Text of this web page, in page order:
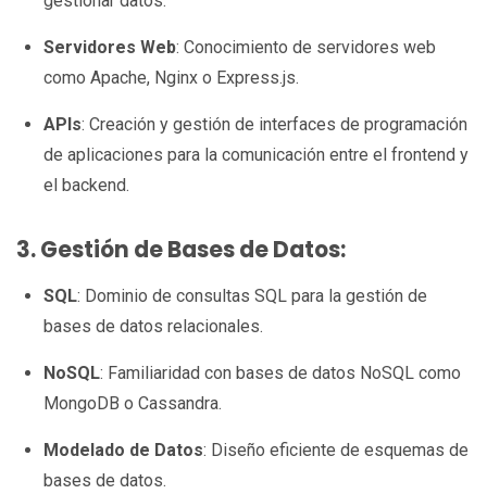
Servidores Web: Conocimiento de servidores web
como Apache, Nginx o Express.js.
APIs: Creación y gestión de interfaces de programación
de aplicaciones para la comunicación entre el frontend y
el backend.
3. Gestión de Bases de Datos:
SQL: Dominio de consultas SQL para la gestión de
bases de datos relacionales.
NoSQL: Familiaridad con bases de datos NoSQL como
MongoDB o Cassandra.
Modelado de Datos: Diseño eficiente de esquemas de
bases de datos.